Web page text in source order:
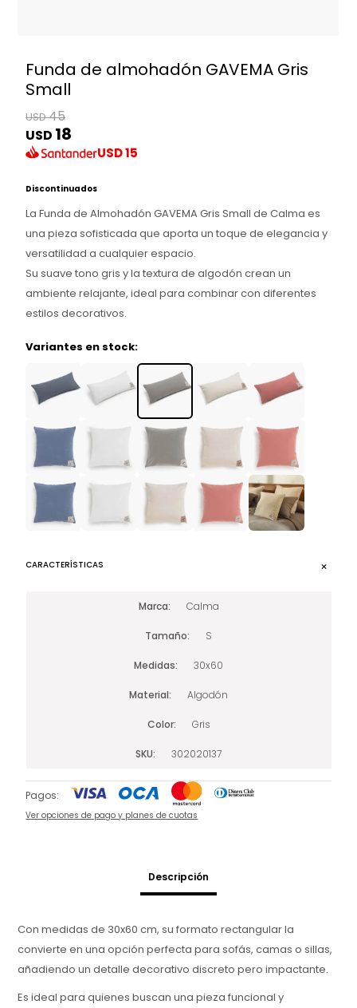
Funda de almohadón GAVEMA Gris
Small
USD45
USD 18
USD15
Discontinuados
La Funda de Almohadón GAVEMA Gris Small de Calma es
una pieza sofisticada que aporta un toque de elegancia y
versatilidad a cualquier espacio.
Su suave tono gris y la textura de algodón crean un
ambiente relajante, ideal para combinar con diferentes
estilos decorativos.
Variantes en stock:
CARACTERÍSTICAS
Marca Calma
Tamaño S
Medidas 30x60
Material Algodón
Color Gris
SKU 302020137
Pagos:
Ver opciones de pago y planes de cuotas
Descripción
Con medidas de 30x60 cm, su formato rectangular la
convierte en una opción perfecta para sofás, camas o sillas,
añadiendo un detalle decorativo discreto pero impactante.
Es ideal para quienes buscan una pieza funcional y